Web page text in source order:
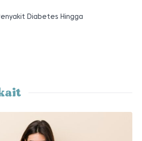
Diabetes Hingga